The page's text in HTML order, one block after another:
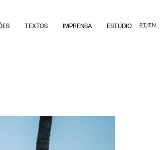
TEXTOS IMPRENSA ESTÚDIO PT /EN